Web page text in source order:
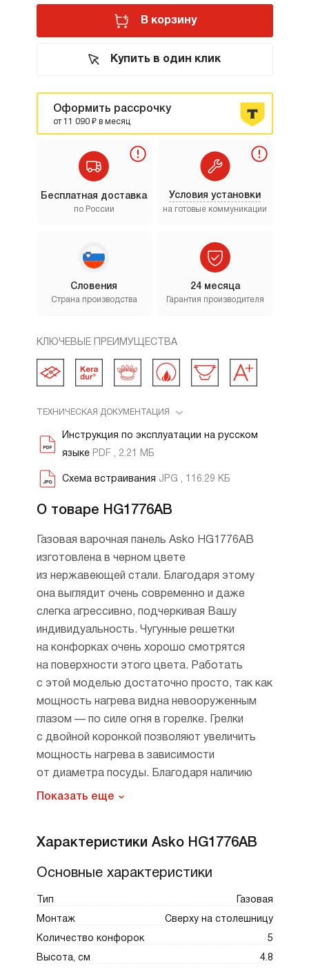
В корзину
Купить в один клик
Оформить рассрочку
от 11 090 ₽ в месяц
Бесплатная доставка
по России
24 месяца
Гарантия производителя
Условия установки
на готовые коммуникации
Словения
Страна производства
КЛЮЧЕВЫЕ ПРЕИМУЩЕСТВА
ТЕХНИЧЕСКАЯ ДОКУМЕНТАЦИЯ
Инструкция по эксплуатации на русском
языке PDF , 2.21 МБ
Схема встраивания JPG , 116.29 КБ
О товаре HG1776AB
Газовая варочная панель Asko HG1776AB
изготовлена в черном цвете
из нержавеющей стали. Благодаря этому
она выглядит очень современно и даже
слегка агрессивно, подчеркивая Вашу
индивидуальность. Чугунные решетки
на конфорках очень хорошо смотрятся
на поверхности этого цвета. Работать
с этой моделью достаточно просто, так как
мощность нагрева видна невооруженным
глазом — по силе огня в горелке. Грелки
с двойной коронкой позволяют увеличить
мощность нагрева в зависимости
от диаметра посуды. Благодаря наличию
5 зон приготовления вы можете готовить
температурных режимов.
стоит обратить внимание — конфорка WOK.
на домашней кухне и готовить блюда
азиатской кухни в специальных сковородах-
вок, использовать казан и другую посуду
с толстыми стенками. Функция
электроподжига избавляет Вас
Показать еще
Характеристики Asko HG1776AB
Основные характеристики
Тип Газовая
Монтаж Сверху на столешницу
Количество конфорок 5
Высота, см 4.8